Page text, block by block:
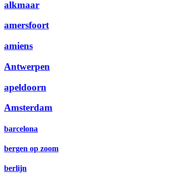
alkmaar
amersfoort
amiens
Antwerpen
apeldoorn
Amsterdam
barcelona
bergen op zoom
berlijn